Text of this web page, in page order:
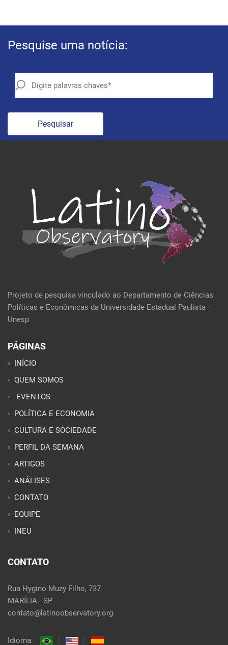
Pesquise uma notícia:
Pesquisar
Projeto de pesquisa vinculado ao Departamento de Ciências
Políticas e Econômicas da Universidade Estadual Paulista –
Unesp
PÁGINAS
INÍCIO
QUEM SOMOS
EVENTOS
POLÍTICA E ECONOMIA
CULTURA E SOCIEDADE
PERFIL DA SEMANA
ARTIGOS
ANÁLISES
CONTATO
EQUIPE
INEU
CONTATO
Rua Hygino Muzy Filho, 737
MARÍLIA - SP
contato@latinoobservatory.org
Idioma: